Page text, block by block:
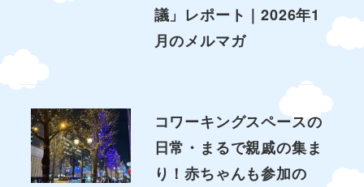
議」レポート｜2026年1
月のメルマガ
コワーキングスペースの
日常・まるで親戚の集ま
り！赤ちゃんも参加の